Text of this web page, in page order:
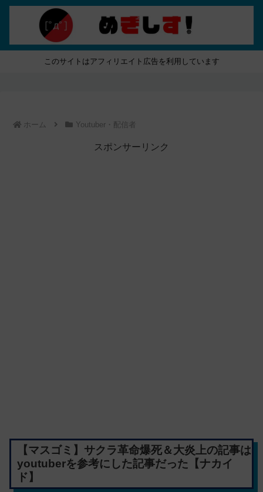
このサイトはアフィリエイト広告を利用しています
ホーム Youtuber・配信者
スポンサーリンク
【マスゴミ】サクラ革命爆死＆大炎上の記事は
youtuberを参考にした記事だった【ナカイ
ド】